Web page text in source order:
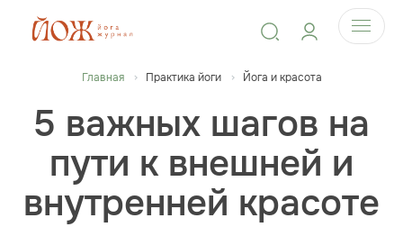
Главная Практика йоги Йога и красота
5 важных шагов на
пути к внешней и
внутренней красоте